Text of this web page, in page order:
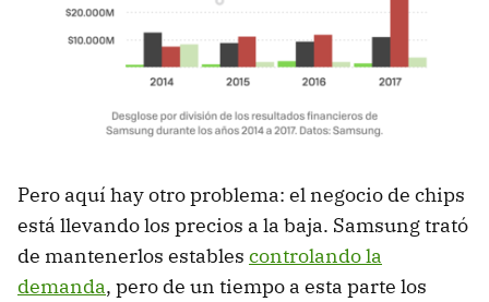
Pero aquí hay otro problema: el negocio de chips
está llevando los precios a la baja. Samsung trató
de mantenerlos estables controlando la
demanda, pero de un tiempo a esta parte los